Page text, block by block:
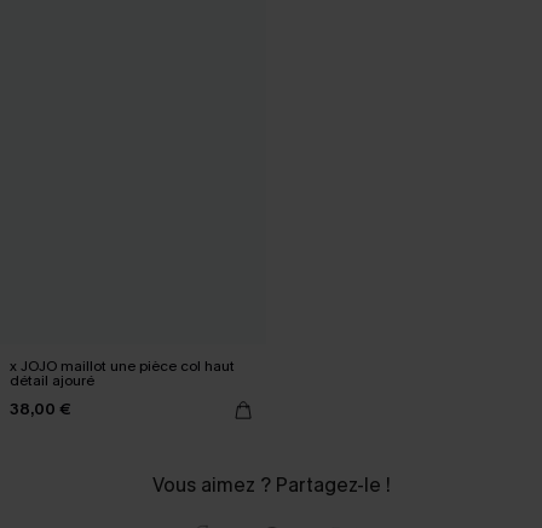
x JOJO maillot une pièce col haut
détail ajouré
38,00 €
Vous aimez ? Partagez-le !